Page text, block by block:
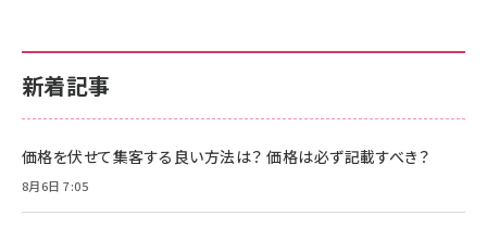
新着記事
価格を伏せて集客する良い方法は？ 価格は必ず記載すべき？
8月6日 7:05